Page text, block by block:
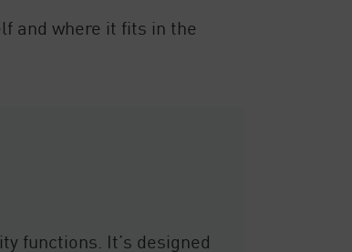
and where it fits in the
functions. It’s designed